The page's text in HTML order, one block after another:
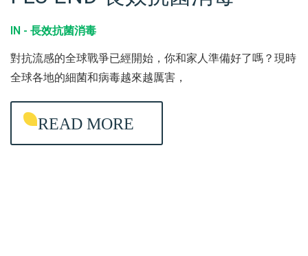
E
N
D
效
IN - 長效抗菌消毒
對抗流感的全球戰爭已經開始，你和家人準備好了嗎？現時
全球各地的細菌和病毒越來越厲害，
READ MORE